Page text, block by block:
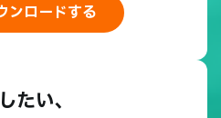
ンロードする
たい、